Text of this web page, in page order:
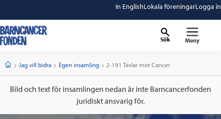
In EnglishLokala föreningarLogga in
Sök Meny
StartJag vill bidra Egen insamling Current:
2-191 Tävlar mot Cancer
Bild och text för insamlingen nedan är inte Barncancerfonden
juridiskt ansvarig för.